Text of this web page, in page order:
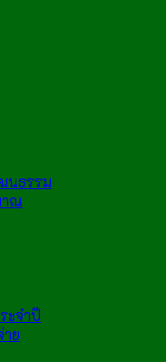
นธรรม
าณ
ะจำปี
ย